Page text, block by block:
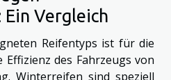
Vergleich
Reifentyps ist für die
des Fahrzeugs von
Winterreifen sind speziell